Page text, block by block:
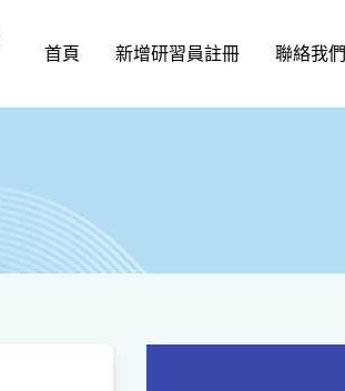
首頁 新增研習員註冊 聯絡我們